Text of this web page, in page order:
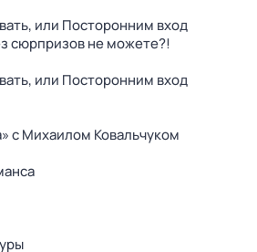
или Посторонним вход
сюрпризов не можете?!
или Посторонним вход
с Михаилом Ковальчуком